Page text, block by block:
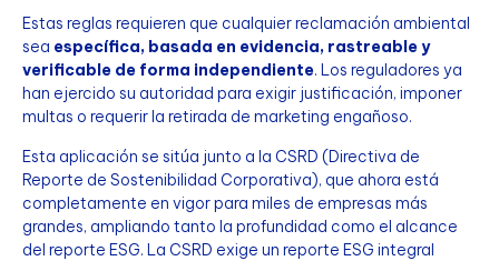
Estas reglas requieren que cualquier reclamación ambiental
sea específica, basada en evidencia, rastreable y
verificable de forma independiente. Los reguladores ya
han ejercido su autoridad para exigir justificación, imponer
multas o requerir la retirada de marketing engañoso.
Esta aplicación se sitúa junto a la CSRD (Directiva de
Reporte de Sostenibilidad Corporativa), que ahora está
completamente en vigor para miles de empresas más
grandes, ampliando tanto la profundidad como el alcance
del reporte ESG. La CSRD exige un reporte ESG integral